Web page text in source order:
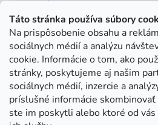
Táto stránka používa súbory
Na prispôsobenie obsahu a
sociálnych médií a analýzu
cookie. Informácie o tom, ako
stránky, poskytujeme aj našim
sociálnych médií, inzercie a
príslušné informácie
ste im poskytli alebo ktoré od
O nás
Hodnotenie obchodu
Moja objednávka
Instagram